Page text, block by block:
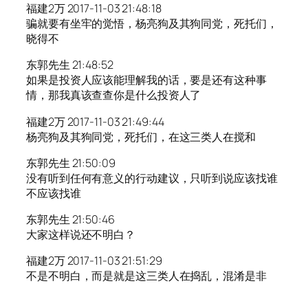
福建2万 2017-11-03 21:48:18
骗就要有坐牢的觉悟，杨亮狗及其狗同党，死托们，
晓得不
东郭先生 21:48:52
如果是投资人应该能理解我的话，要是还有这种事
情，那我真该查查你是什么投资人了
福建2万 2017-11-03 21:49:44
杨亮狗及其狗同党，死托们，在这三类人在搅和
东郭先生 21:50:09
没有听到任何有意义的行动建议，只听到说应该找谁
不应该找谁
东郭先生 21:50:46
大家这样说还不明白？
福建2万 2017-11-03 21:51:29
不是不明白，而是就是这三类人在捣乱，混淆是非